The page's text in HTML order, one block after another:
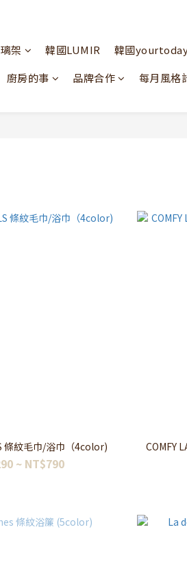
架 韓國LUMIR 韓國
廚房的事 品牌合作 每月風格
條紋毛巾/浴巾（4color)
~ NT$790
COMFY